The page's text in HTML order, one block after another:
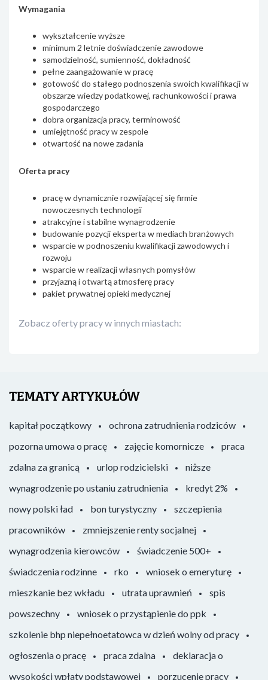
Wymagania
wykształcenie wyższe
minimum 2 letnie doświadczenie zawodowe
samodzielność, sumienność, dokładność
pełne zaangażowanie w pracę
gotowość do stałego podnoszenia swoich kwalifikacji w
obszarze wiedzy podatkowej, rachunkowości i prawa
gospodarczego
dobra organizacja pracy, terminowość
umiejętność pracy w zespole
otwartość na nowe zadania
Oferta pracy
pracę w dynamicznie rozwijającej się firmie
nowoczesnych technologii
atrakcyjne i stabilne wynagrodzenie
budowanie pozycji eksperta w mediach branżowych
wsparcie w podnoszeniu kwalifikacji zawodowych i
rozwoju
wsparcie w realizacji własnych pomysłów
przyjazną i otwartą atmosferę pracy
pakiet prywatnej opieki medycznej
Zobacz oferty pracy w innych miastach:
TEMATY ARTYKUŁÓW
kapitał początkowy
ochrona zatrudnienia rodziców
pozorna umowa o pracę
zajęcie komornicze
praca
zdalna za granicą
urlop rodzicielski
niższe
wynagrodzenie po ustaniu zatrudnienia
kredyt 2%
nowy polski ład
bon turystyczny
szczepienia
pracowników
zmniejszenie renty socjalnej
wynagrodzenia kierowców
świadczenie 500+
świadczenia rodzinne
rko
wniosek o emeryturę
mieszkanie bez wkładu
utrata uprawnień
spis
powszechny
wniosek o przystąpienie do ppk
szkolenie bhp niepełnoetatowca w dzień wolny od pracy
ogłoszenia o pracę
praca zdalna
deklaracja o
wysokości wpłaty podstawowej
porzucenie pracy